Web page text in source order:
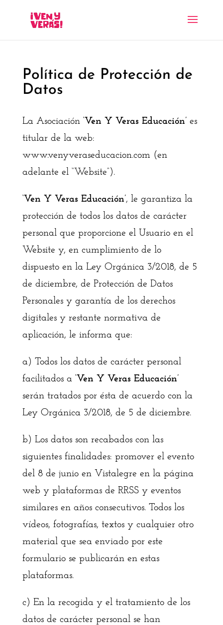
Política de Protección de
Datos
La Asociación ‘Ven Y Veras Educación’ es
titular de la web:
www.venyveraseducacion.com (en
adelante el “Website”).
‘Ven Y Veras Educación’, le garantiza la
protección de todos los datos de carácter
personal que proporcione el Usuario en el
Website y, en cumplimiento de lo
dispuesto en la Ley Orgánica 3/2018, de 5
de diciembre, de Protección de Datos
Personales y garantía de los derechos
digitales y restante normativa de
aplicación, le informa que:
a) Todos los datos de carácter personal
facilitados a ‘Ven Y Veras Educación’
serán tratados por ésta de acuerdo con la
Ley Orgánica 3/2018, de 5 de diciembre.
b) Los datos son recabados con las
siguientes finalidades: promover el evento
del 8 de junio en Vistalegre en la página
web y plataformas de RRSS y eventos
similares en años consecutivos. Todos los
vídeos, fotografías, textos y cualquier otro
material que sea enviado por este
formulario se publicarán en estas
plataformas.
c) En la recogida y el tratamiento de los
datos de carácter personal se han